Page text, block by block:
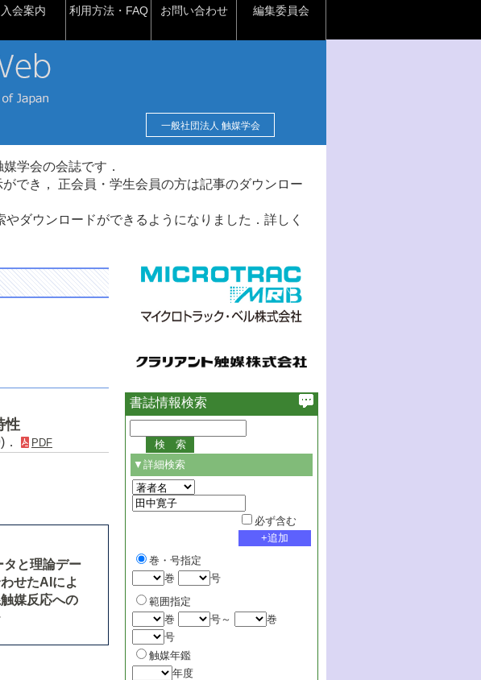
入会案内 利用方法・FAQ お問い合わせ 編集委員会
一般社団法人 触媒学会
学会の会誌です．
でき， 正会員・学生会員の方は記事のダウンロー
ダウンロードができるようになりました．詳しく
性
PDF
タと理論デー
せたAIによ
媒反応への
書誌情報検索
▼詳細検索
必ず含む
巻・号指定
巻
号
範囲指定
巻
号～
巻
号
触媒年鑑
年度